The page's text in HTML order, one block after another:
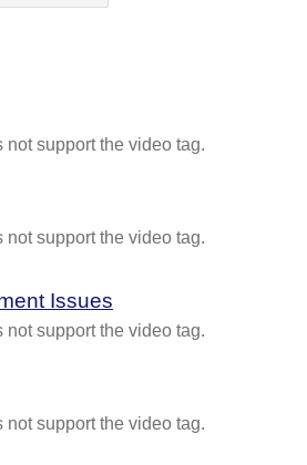
not support the video tag.
not support the video tag.
Issues
not support the video tag.
not support the video tag.